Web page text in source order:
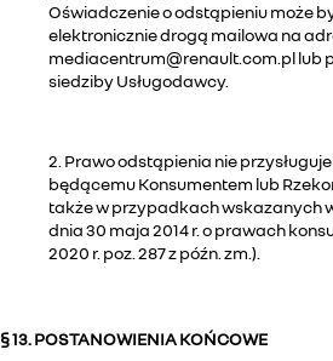
Oświadczenie o odstąpieniu może
elektronicznie drogą mailowa na
mediacentrum@renault.com.pl lub
siedziby Usługodawcy.
2. Prawo odstąpienia nie
będącemu Konsumentem lub
także w przypadkach wskazanych
dnia 30 maja 2014 r. o prawach
2020 r. poz. 287 z późn. zm.).
§ 13. POSTANOWIENIA KOŃCOWE